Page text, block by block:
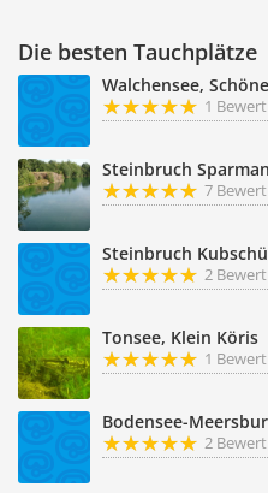
Die besten Tauchplätze
Walchensee,
1
Steinbruch
7
Steinbruch
2
Tonsee, Klein Köris
1
Bodensee-
2